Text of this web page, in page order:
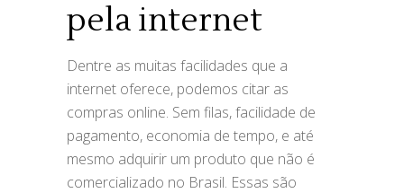
pela internet
Dentre as muitas facilidades que a
internet oferece, podemos citar as
compras online. Sem filas, facilidade de
pagamento, economia de tempo, e até
mesmo adquirir um produto que não é
comercializado no Brasil. Essas são